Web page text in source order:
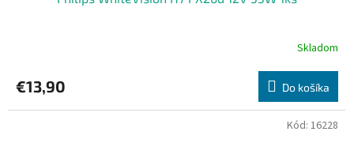
Skladom
€13,90 Do košíka
Kód: 16228